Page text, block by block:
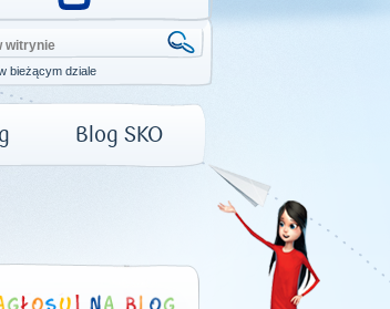
bieżącym dziale
Blog SKO